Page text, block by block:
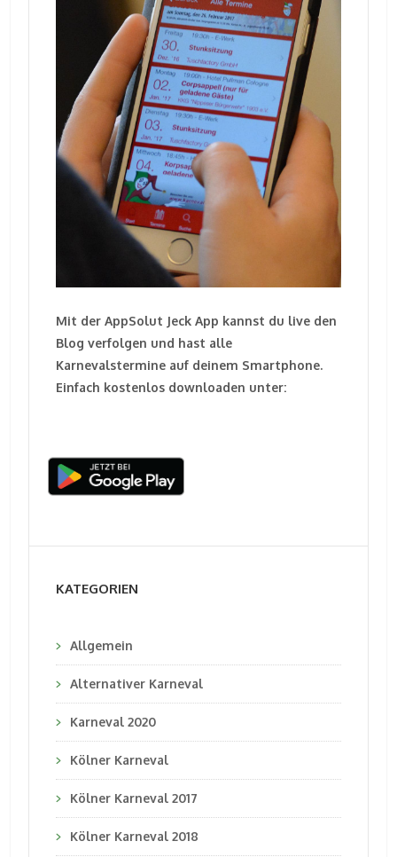
Mit der AppSolut Jeck App kannst du live den
Blog verfolgen und hast alle
Karnevalstermine auf deinem Smartphone.
Einfach kostenlos downloaden unter:
KATEGORIEN
Allgemein
Alternativer Karneval
Karneval 2020
Kölner Karneval
Kölner Karneval 2017
Kölner Karneval 2018